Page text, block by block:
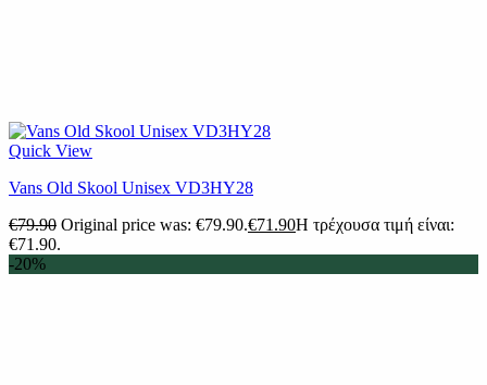
Quick View
Vans Old Skool Unisex VD3HY28
€79.90 Original price was: €79.90.€71.90Η τρέχουσα τιμή είναι:
€71.90.
-20%